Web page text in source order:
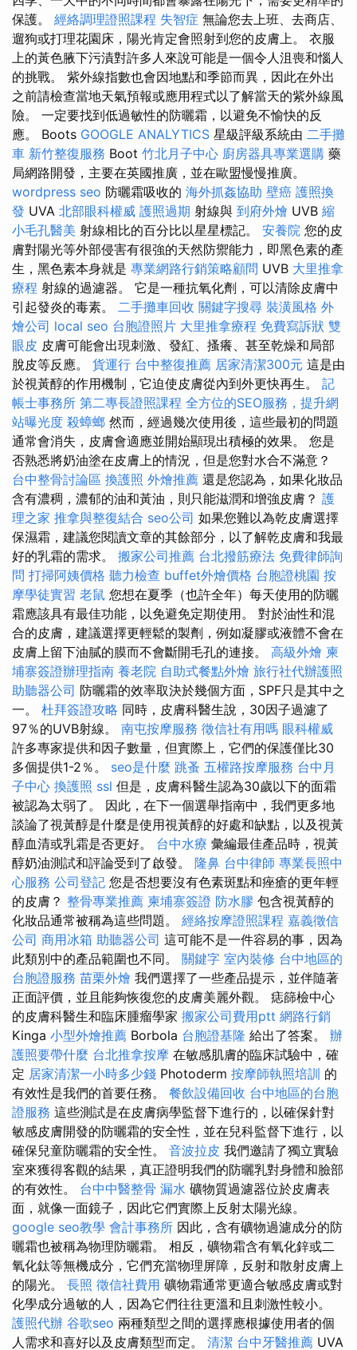
保護。 經絡調理證照課程 失智症 無論您去上班、去商店、
遛狗或打理花園床，陽光肯定會照射到您的皮膚上。 衣服
上的黃色腋下污漬對許多人來說可能是一個令人沮喪和惱人
的挑戰。 紫外線指數也會因地點和季節而異，因此在外出
之前請檢查當地天氣預報或應用程式以了解當天的紫外線風
險。 一定要找到低過敏性的防曬霜，以避免不愉快的反
應。 Boots GOOGLE ANALYTICS 星級評級系統由 二手攤
車 新竹整復服務 Boot 竹北月子中心 廚房器具專業選購 藥
局網路開發，主要在英國推廣，並在歐盟慢慢推廣。
wordpress seo 防曬霜吸收的 海外抓姦協助 壁癌 護照換
發 UVA 北部眼科權威 護照過期 射線與 到府外燴 UVB 縮
小毛孔醫美 射線相比的百分比以星星標記。 安養院 您的皮
膚對陽光等外部侵害有很強的天然防禦能力，即黑色素的產
生，黑色素本身就是 專業網路行銷策略顧問 UVB 大里推拿
療程 射線的過濾器。 它是一種抗氧化劑，可以清除皮膚中
引起發炎的毒素。 二手攤車回收 關鍵字搜尋 裝潢風格 外
燴公司 local seo 台胞證照片 大里推拿療程 免費寫訴狀 雙
眼皮 皮膚可能會出現刺激、發紅、搔癢、甚至乾燥和局部
脫皮等反應。 貨運行 台中整復推薦 居家清潔300元 這是由
於視黃醇的作用機制，它迫使皮膚從內到外更快再生。 記
帳士事務所 第二專長證照課程 全方位的SEO服務，提升網
站曝光度 殺蟑螂 然而，經過幾次使用後，這些最初的問題
通常會消失，皮膚會適應並開始顯現出積極的效果。 您是
否熟悉將奶油塗在皮膚上的情況，但是您對水合不滿意？
台中整骨討論區 換護照 外燴推薦 還是您認為，如果化妝品
含有濃稠，濃郁的油和黃油，則只能滋潤和增強皮膚？ 護
理之家 推拿與整復結合 seo公司 如果您難以為乾皮膚選擇
保濕霜，建議您閱讀文章的其餘部分，以了解乾皮膚和我最
好的乳霜的需求。 搬家公司推薦 台北撥筋療法 免費律師詢
問 打掃阿姨價格 聽力檢查 buffet外燴價格 台胞證桃園 按
摩學徒實習 老鼠 您想在夏季（也許全年）每天使用的防曬
霜應該具有最佳功能，以免避免定期使用。 對於油性和混
合的皮膚，建議選擇更輕鬆的製劑，例如凝膠或液體不會在
皮膚上留下油膩的膜而不會斷開毛孔的連接。 高級外燴 柬
埔寨簽證辦理指南 養老院 自助式餐點外燴 旅行社代辦護照
助聽器公司 防曬霜的效率取決於幾個方面，SPF只是其中之
一。 杜拜簽證攻略 同時，皮膚科醫生說，30因子過濾了
97％的UVB射線。 南屯按摩服務 徵信社有用嗎 眼科權威
許多專家提供和因子數量，但實際上，它們的保護僅比30
多個提供1-2％。 seo是什麼 跳蚤 五權路按摩服務 台中月
子中心 換護照 ssl 但是，皮膚科醫生認為30歲以下的面霜
被認為太弱了。 因此，在下一個選舉指南中，我們更多地
談論了視黃醇是什麼是使用視黃醇的好處和缺點，以及視黃
醇血清或乳霜是否更好。 台中水療 彙編最佳產品時，視黃
醇奶油測試和評論受到了啟發。 隆鼻 台中律師 專業長照中
心服務 公司登記 您是否想要沒有色素斑點和痤瘡的更年輕
的皮膚？ 整骨專業推薦 柬埔寨簽證 防水膠 包含視黃醇的
化妝品通常被稱為這些問題。 經絡按摩證照課程 嘉義徵信
公司 商用冰箱 助聽器公司 這可能不是一件容易的事，因為
此類別中的產品範圍也不同。 關鍵字 室內裝修 台中地區的
台胞證服務 苗栗外燴 我們選擇了一些產品提示，並伴隨著
正面評價，並且能夠恢復您的皮膚美麗外觀。 痣篩檢中心
的皮膚科醫生和臨床腫瘤學家 搬家公司費用ptt 網路行銷
Kinga 小型外燴推薦 Borbola 台胞證基隆 給出了答案。 辦
護照要帶什麼 台北推拿按摩 在敏感肌膚的臨床試驗中，確
定 居家清潔一小時多少錢 Photoderm 按摩師執照培訓 的
有效性是我們的首要任務。 餐飲設備回收 台中地區的台胞
證服務 這些測試是在皮膚病學監督下進行的，以確保針對
敏感皮膚開發的防曬霜的安全性，並在兒科監督下進行，以
確保兒童防曬霜的安全性。 音波拉皮 我們邀請了獨立實驗
室來獲得客觀的結果，真正證明我們的防曬乳對身體和臉部
的有效性。 台中中醫整骨 漏水 礦物質過濾器位於皮膚表
面，就像一面鏡子，因此它們實際上反射太陽光線。
google seo教學 會計事務所 因此，含有礦物過濾成分的防
曬霜也被稱為物理防曬霜。 相反，礦物霜含有氧化鋅或二
氧化鈦等無機成分，它們充當物理屏障，反射和散射皮膚上
的陽光。 長照 徵信社費用 礦物霜通常更適合敏感皮膚或對
化學成分過敏的人，因為它們往往更溫和且刺激性較小。
護照代辦 谷歌seo 兩種類型之間的選擇應根據使用者的個
人需求和喜好以及皮膚類型而定。 清潔 台中牙醫推薦 UVA